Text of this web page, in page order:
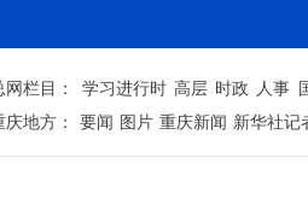
网栏目： 学习进行时 高层 时政 人事
庆地方： 要闻 图片 重庆新闻 新华社记